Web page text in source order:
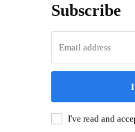
Subscribe
I
I've read and